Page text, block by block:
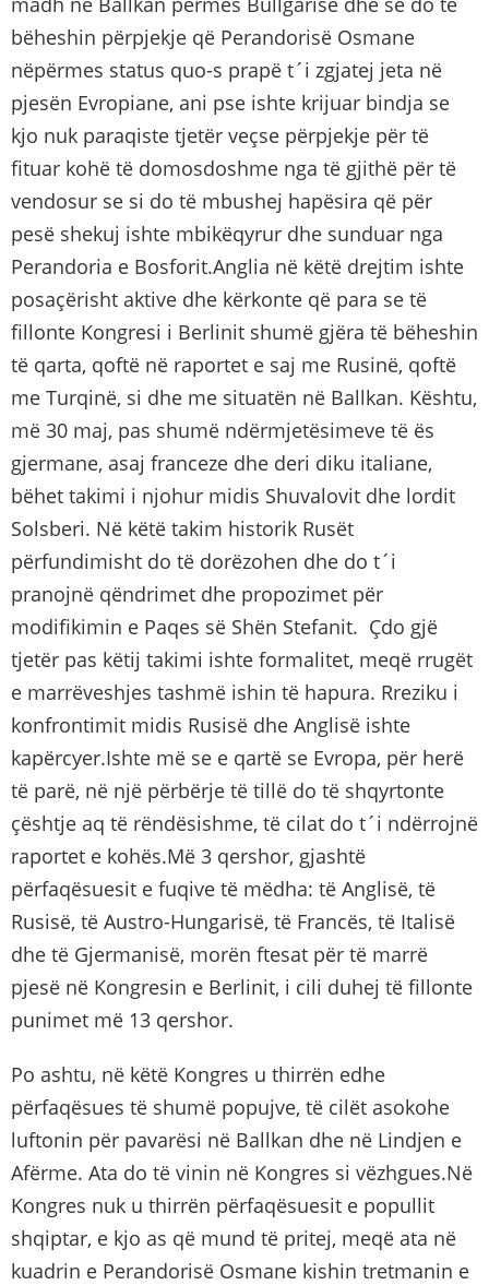
bëheshin përpjekje që Perandorisë Osmane
nëpërmes status quo-s prapë t´i zgjatej jeta në
pjesën Evropiane, ani pse ishte krijuar bindja se
kjo nuk paraqiste tjetër veçse përpjekje për të
fituar kohë të domosdoshme nga të gjithë për të
vendosur se si do të mbushej hapësira që për
pesë shekuj ishte mbikëqyrur dhe sunduar nga
Perandoria e Bosforit.Anglia në këtë drejtim ishte
posaçërisht aktive dhe kërkonte që para se të
fillonte Kongresi i Berlinit shumë gjëra të bëheshin
të qarta, qoftë në raportet e saj me Rusinë, qoftë
me Turqinë, si dhe me situatën në Ballkan. Kështu,
më 30 maj, pas shumë ndërmjetësimeve të ës
gjermane, asaj franceze dhe deri diku italiane,
bëhet takimi i njohur midis Shuvalovit dhe lordit
Solsberi. Në këtë takim historik Rusët
përfundimisht do të dorëzohen dhe do t´i
pranojnë qëndrimet dhe propozimet për
modifikimin e Paqes së Shën Stefanit. Çdo gjë
tjetër pas këtij takimi ishte formalitet, meqë rrugët
e marrëveshjes tashmë ishin të hapura. Rreziku i
konfrontimit midis Rusisë dhe Anglisë ishte
kapërcyer.Ishte më se e qartë se Evropa, për herë
të parë, në një përbërje të tillë do të shqyrtonte
çështje aq të rëndësishme, të cilat do t´i ndërrojnë
raportet e kohës.Më 3 qershor, gjashtë
përfaqësuesit e fuqive të mëdha: të Anglisë, të
Rusisë, të Austro-Hungarisë, të Francës, të Italisë
dhe të Gjermanisë, morën ftesat për të marrë
pjesë në Kongresin e Berlinit, i cili duhej të fillonte
punimet më 13 qershor.
Po ashtu, në këtë Kongres u thirrën edhe
përfaqësues të shumë popujve, të cilët asokohe
luftonin për pavarësi në Ballkan dhe në Lindjen e
Afërme. Ata do të vinin në Kongres si vëzhgues.Në
Kongres nuk u thirrën përfaqësuesit e popullit
shqiptar, e kjo as që mund të pritej, meqë ata në
kuadrin e Perandorisë Osmane kishin tretmanin e